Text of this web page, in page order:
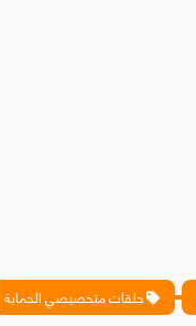
حلقات متخصيصي الحماية